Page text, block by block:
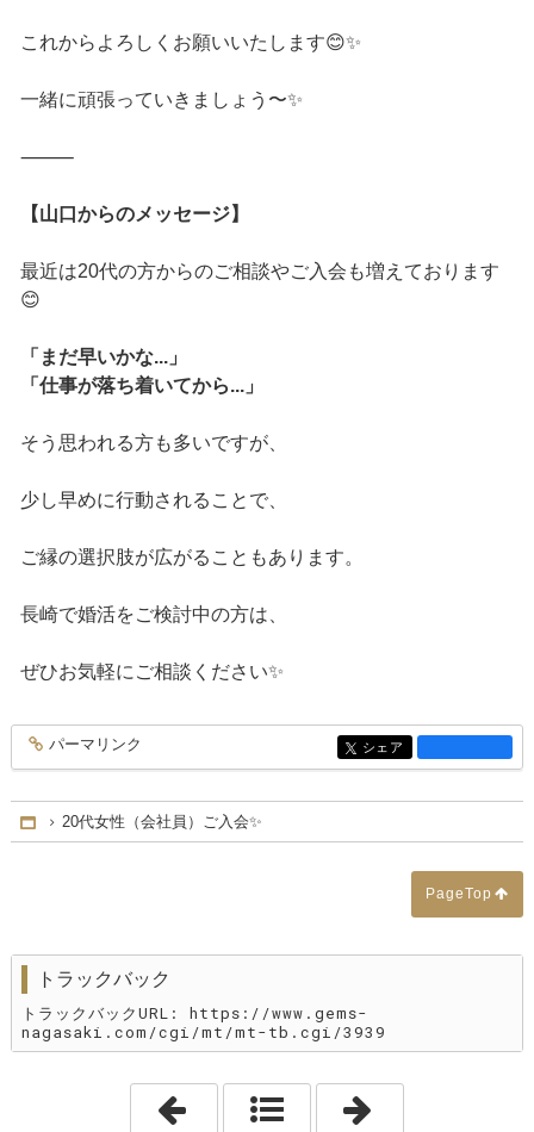
これからよろしくお願いいたします😊✨
一緒に頑張っていきましょう〜✨
⸻
【山口からのメッセージ】
最近は20代の方からのご相談やご入会も増えております
😊
「まだ早いかな...」
「仕事が落ち着いてから...」
そう思われる方も多いですが、
少し早めに行動されることで、
ご縁の選択肢が広がることもあります。
長崎で婚活をご検討中の方は、
ぜひお気軽にご相談ください✨
entry3954
パーマリンク entry3954
シェア
Home
20代女性（会社員）ご入会✨
PageTop
トラックバック
トラックバックURL: https://www.gems-
nagasaki.com/cgi/mt/mt-tb.cgi/3939
「アレが⁉️ 残り3名様です✨」